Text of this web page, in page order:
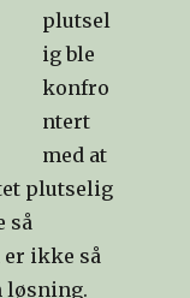
plutsel
ig ble
konfro
ntert
med at
plutselig
så
ikke så
løsning.